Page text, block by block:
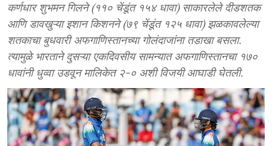
कर्णधार शुभमन गिलने (११० चेंडूंत १५४ धावा) साकारलेले दीडशतक
आणि डावखुऱ्या इशान किशनने (७९ चेंडूंत १२५ धावा) झळकावलेल्या
शतकाचा बुधवारी अफगाणिस्तानच्या गोलंदाजांना तडाखा बसला.
त्यामुळे भारताने दुसऱ्या एकदिवसीय सामन्यात अफगाणिस्तानचा १७०
धावांनी धुव्वा उडवून मालिकेत २-० अशी विजयी आघाडी घेतली.